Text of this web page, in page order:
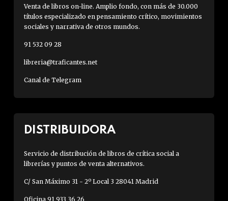
Venta de libros on-line. Amplio fondo, con más de 30.000
títulos especializado en pensamiento crítico, movimientos
sociales y narrativa de otros mundos.
91 532 09 28
libreria@traficantes.net
Canal de Telegram
DISTRIBUIDORA
Servicio de distribución de libros de crítica social a
librerías y puntos de venta alternativos.
C/ San Máximo 31 - 2º Local 3 28041 Madrid
Oficina 91 933 36 26